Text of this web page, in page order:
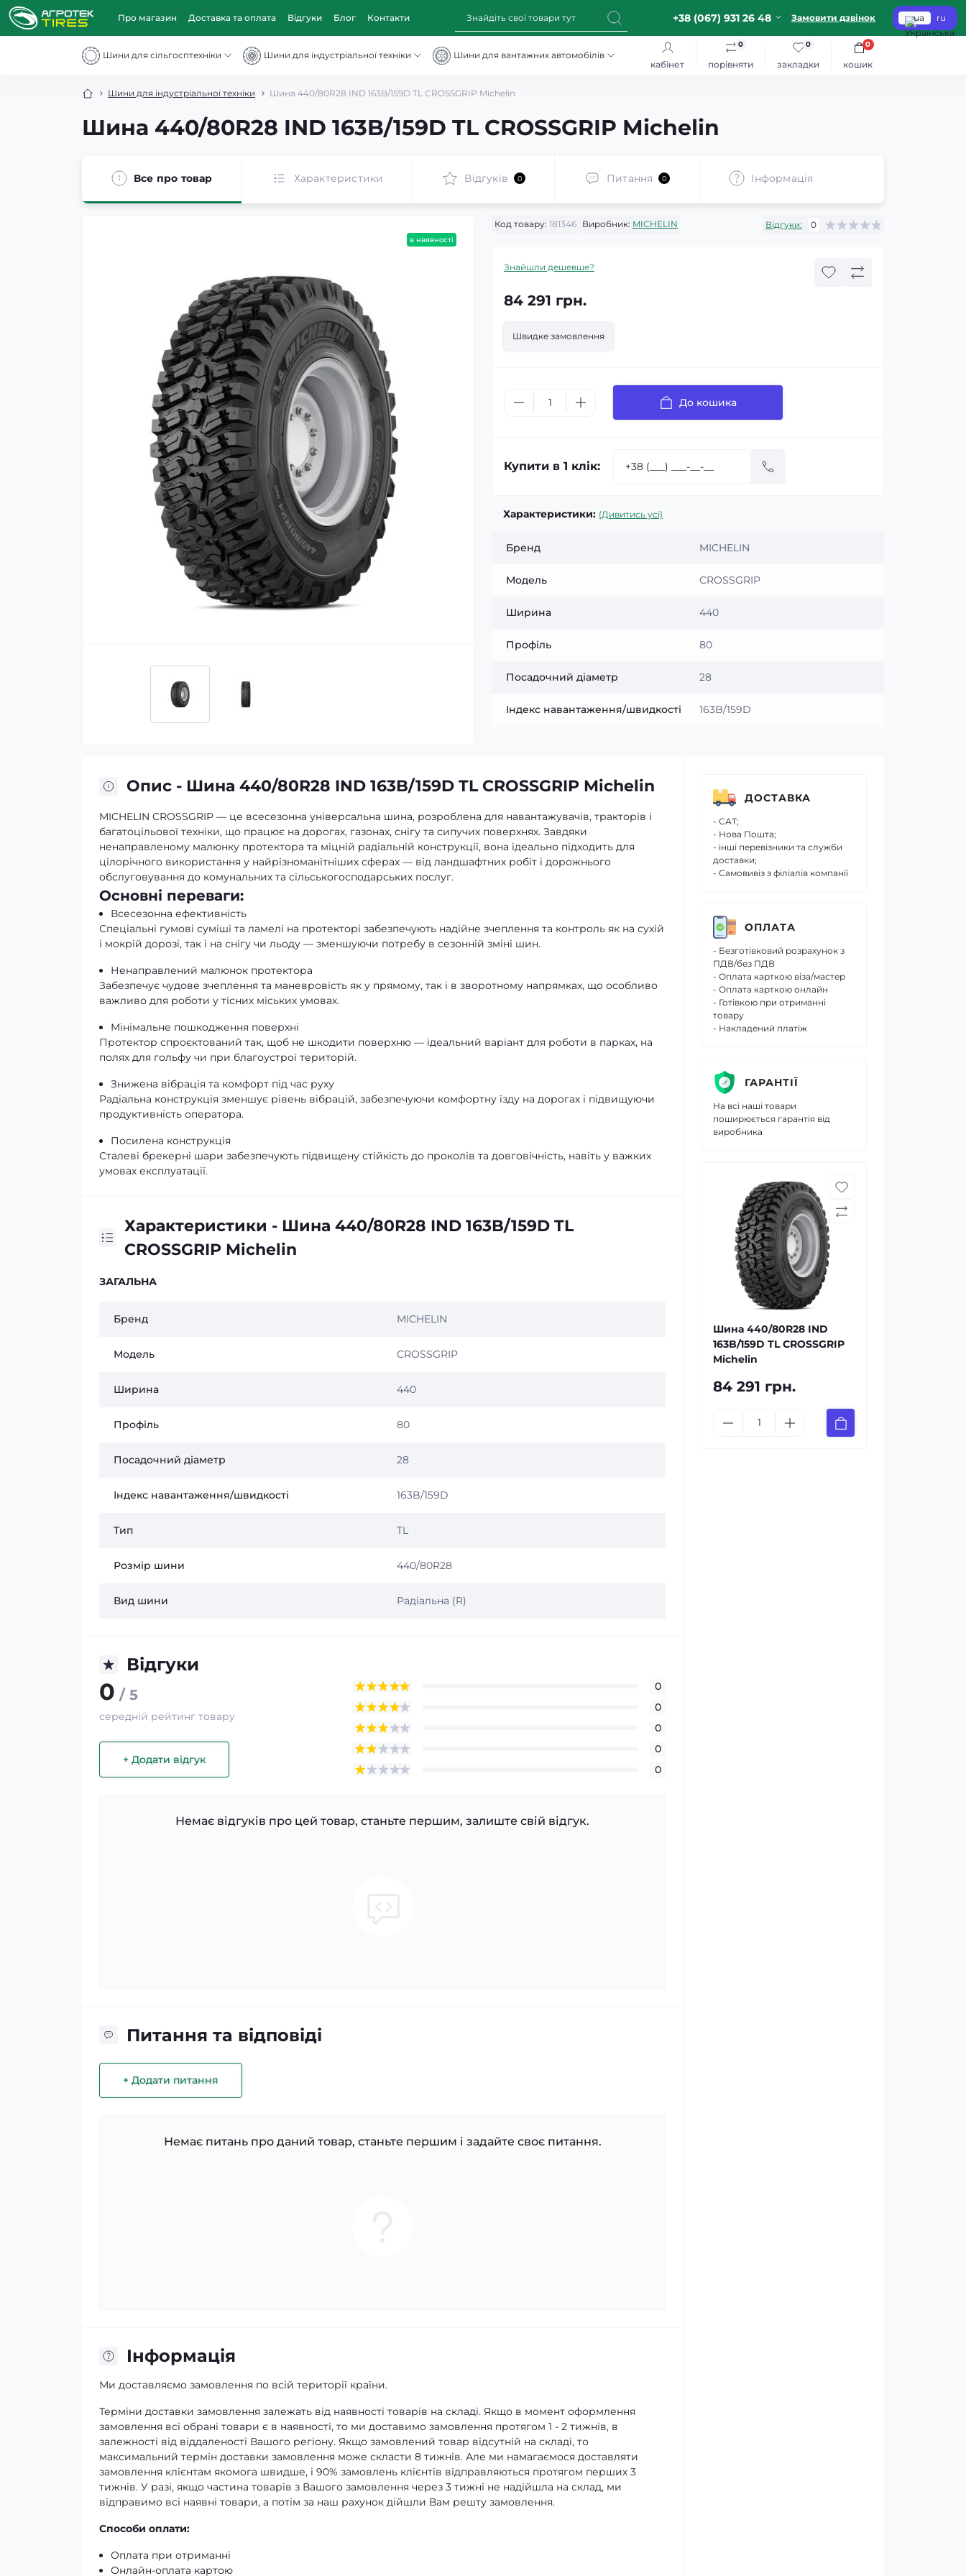
Про магазин Доставка та оплата Відгуки Блог Контакти +38 (067) 931 26 48 Замовити дзвінок ua ru
Шини для сільгосптехніки Шини для індустріальної техніки
Шини для вантажних автомобілів
кабінет
порівняти
0
закладки
0
кошик
0
Шини для індустріальної техніки Шина 440/80R28 IND 163B/159D TL CROSSGRIP Michelin
Шина 440/80R28 IND 163B/159D TL CROSSGRIP Michelin
Все про товар Характеристики Відгуків 0 Питання 0 Iнформація
в наявності
Код товару: 181346 Виробник: MICHELIN Відгуки: 0
Знайшли дешевше?
84 291 грн.
Швидке замовлення
До кошика
Купити в 1 клік:
Характеристики: (Дивитись усі)
Бренд MICHELIN
Модель CROSSGRIP
Ширина 440
Профіль 80
Посадочний діаметр 28
Індекс навантаження/швидкості 163B/159D
Опис - Шина 440/80R28 IND 163B/159D TL CROSSGRIP Michelin
MICHELIN CROSSGRIP — це всесезонна універсальна шина, розроблена для навантажувачів, тракторів і
багатоцільової техніки, що працює на дорогах, газонах, снігу та сипучих поверхнях. Завдяки
ненаправленому малюнку протектора та міцній радіальній конструкції, вона ідеально підходить для
цілорічного використання у найрізноманітніших сферах — від ландшафтних робіт і дорожнього
обслуговування до комунальних та сільськогосподарських послуг.
Основні переваги:
Всесезонна ефективність
Спеціальні гумові суміші та ламелі на протекторі забезпечують надійне зчеплення та контроль як на сухій
і мокрій дорозі, так і на снігу чи льоду — зменшуючи потребу в сезонній зміні шин.
Ненаправлений малюнок протектора
Забезпечує чудове зчеплення та маневровість як у прямому, так і в зворотному напрямках, що особливо
важливо для роботи у тісних міських умовах.
Мінімальне пошкодження поверхні
Протектор спроєктований так, щоб не шкодити поверхню — ідеальний варіант для роботи в парках, на
полях для гольфу чи при благоустрої територій.
Знижена вібрація та комфорт під час руху
Радіальна конструкція зменшує рівень вібрацій, забезпечуючи комфортну їзду на дорогах і підвищуючи
продуктивність оператора.
Посилена конструкція
Сталеві брекерні шари забезпечують підвищену стійкість до проколів та довговічність, навіть у важких
умовах експлуатації.
Характеристики - Шина 440/80R28 IND 163B/159D TL
CROSSGRIP Michelin
ЗАГАЛЬНА
Бренд MICHELIN
Модель CROSSGRIP
Ширина 440
Профіль 80
Посадочний діаметр 28
Індекс навантаження/швидкості 163B/159D
Тип TL
Розмір шини 440/80R28
Вид шини Радіальна (R)
Відгуки
0 / 5
середній рейтинг товару
+ Додати відгук
0
0
0
0
0
Немає відгуків про цей товар, станьте першим, залиште свій відгук.
Питання та відповіді
+ Додати питання
Немає питань про даний товар, станьте першим і задайте своє питання.
Iнформація
Ми доставляємо замовлення по всій території країни.
Терміни доставки замовлення залежать від наявності товарів на складі. Якщо в момент оформлення
замовлення всі обрані товари є в наявності, то ми доставимо замовлення протягом 1 - 2 тижнів, в
залежності від віддаленості Вашого регіону. Якщо замовлений товар відсутній на складі, то
максимальний термін доставки замовлення може скласти 8 тижнів. Але ми намагаємося доставляти
замовлення клієнтам якомога швидше, і 90% замовлень клієнтів відправляються протягом перших 3
тижнів. У разі, якщо частина товарів з Вашого замовлення через 3 тижні не надійшла на склад, ми
відправимо всі наявні товари, а потім за наш рахунок дійшли Вам решту замовлення.
Способи оплати:
Оплата при отриманні
Онлайн-оплата картою
ДОСТАВКА
- САТ;
- Нова Пошта;
- інші перевізники та служби
доставки;
- Самовивіз з філіалів компанії
ОПЛАТА
- Безготівковий розрахунок з
ПДВ/без ПДВ
- Оплата карткою віза/мастер
- Оплата карткою онлайн
- Готівкою при отриманні
товару
- Накладений платіж
ГАРАНТІЇ
На всі наші товари
поширюється гарантія від
виробника
Шина 440/80R28 IND
163B/159D TL CROSSGRIP
Michelin
84 291 грн.